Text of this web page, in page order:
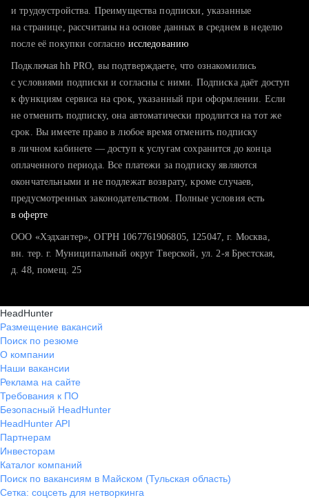
тратите много времени на поиск и вручную поднимаете
хотите сравнить себя с конкурентами и оценить шансы
и трудоустройства. Преимущества подписки, указанные
на странице, рассчитаны на основе данных в среднем в неделю
после её покупки согласно исследованию
Подключая hh PRO, вы подтверждаете, что ознакомились
с условиями подписки и согласны с ними. Подписка даёт доступ
к функциям сервиса на срок, указанный при оформлении. Если
не отменить подписку, она автоматически продлится на тот же
срок. Вы имеете право в любое время отменить подписку
в личном кабинете — доступ к услугам сохранится до конца
оплаченного периода. Все платежи за подписку являются
окончательными и не подлежат возврату, кроме случаев,
предусмотренных законодательством. Полные условия есть
в оферте
ООО «Хэдхантер», ОГРН 1067761906805, 125047, г. Москва,
вн. тер. г. Муниципальный округ Тверской, ул. 2-я Брестская,
д. 48, помещ. 25
HeadHunter
Размещение вакансий
Поиск по резюме
О компании
Наши вакансии
Реклама на сайте
Требования к ПО
Безопасный HeadHunter
HeadHunter API
Партнерам
Инвесторам
Каталог компаний
Поиск по вакансиям в Майском (Тульская область)
Сетка: соцсеть для нетворкинга